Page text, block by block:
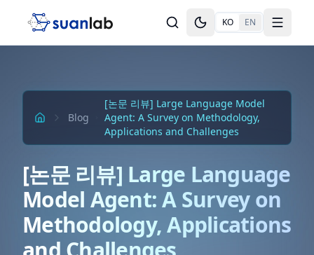
Toggle theme
KO EN Toggle
Blog
[논문 리뷰] Large Language Model
Agent: A Survey on Methodology,
Applications and Challenges
[논문 리뷰] Large Language
Model Agent: A Survey on
Methodology, Applications